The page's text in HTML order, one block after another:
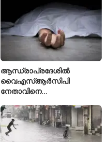
കൊലപാതകം
ആന്ധ്രാപ്രദേശിൽ
വൈഎസ്ആർസിപി
നേതാവിനെ
അന്വേഷണം ആരംഭിച്ച്
പൊലീസ്